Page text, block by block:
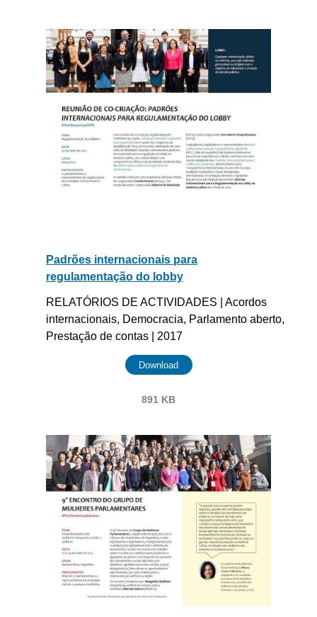
Padrões internacionais para
regulamentação do lobby
RELATÓRIOS DE ACTIVIDADES | Acordos
internacionais, Democracia, Parlamento aberto,
Prestação de contas | 2017
Download
891 KB